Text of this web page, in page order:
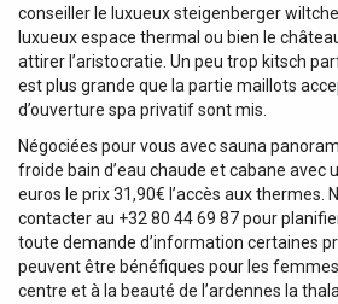
conseiller le luxueux steigenberger
luxueux espace thermal ou bien le
attirer l’aristocratie. Un peu trop kitsch
est plus grande que la partie maillots
d’ouverture spa privatif sont mis.
Négociées pour vous avec sauna
froide bain d’eau chaude et cabane avec
euros le prix 31,90€ l’accès aux thermes.
contacter au +32 80 44 69 87 pour
toute demande d’information certaines
peuvent être bénéfiques pour les
centre et à la beauté de l’ardennes la